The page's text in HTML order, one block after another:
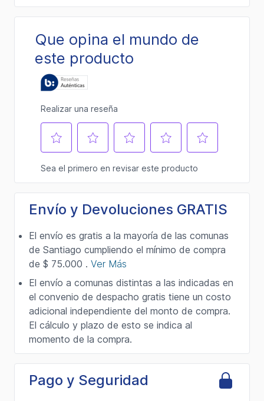
Envío y Devoluciones GRATIS
El envío es gratis a la mayoría de las comunas
de Santiago cumpliendo el mínimo de compra
de $ 75.000 . Ver Más
El envío a comunas distintas a las indicadas en
el convenio de despacho gratis tiene un costo
adicional independiente del monto de compra.
El cálculo y plazo de esto se indica al
momento de la compra.
Pago y Seguridad